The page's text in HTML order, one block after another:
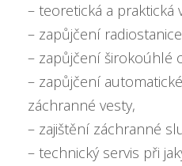
– teoretická a praktická
– zapůjčení
– zapůjčení širokoúhlé
– zapůjčení
záchranné vesty,
– zajištění záchranné
– technický servis při